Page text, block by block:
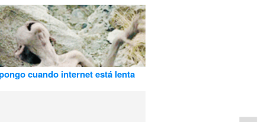
cuando internet está lenta